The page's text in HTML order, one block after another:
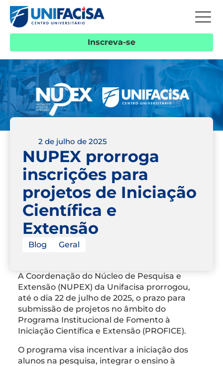
Inscreva-se
2 de julho de 2025
NUPEX prorroga
inscrições para
projetos de Iniciação
Científica e
Extensão
Blog Geral
A Coordenação do Núcleo de Pesquisa e
Extensão (NUPEX) da Unifacisa prorrogou,
até o dia 22 de julho de 2025, o prazo para
submissão de projetos no âmbito do
Programa Institucional de Fomento à
Iniciação Científica e Extensão (PROFICE).
O programa visa incentivar a iniciação dos
alunos na pesquisa, integrar o ensino à